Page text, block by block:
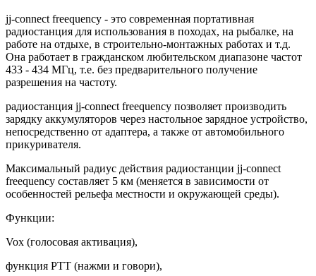
jj-connect freequency - это современная портативная
радиостанция для использования в походах, на рыбалке, на
работе на отдыхе, в строительно-монтажных работах и т.д.
Она работает в гражданском любительском диапазоне частот
433 - 434 МГц, т.е. без предварительного получение
разрешения на частоту.
радиостанция jj-connect freequency позволяет производить
зарядку аккумуляторов через настольное зарядное устройство,
непосредственно от адаптера, а также от автомобильного
прикуривателя.
Максимальный радиус действия радиостанции jj-connect
freequency составляет 5 км (меняется в зависимости от
особенностей рельефа местности и окружающей среды).
Функции:
Vox (голосовая активация),
функция PTT (нажми и говори),